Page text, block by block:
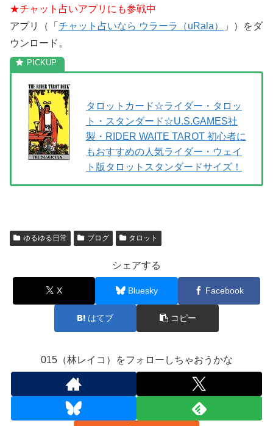
★チャット占いアプリにも参戦中
アプリ（「 チャット占いなら ウラーラ（uRala）
」）をダ
ウンロード。
タロットカード☆ライダー・タロッ
ト・スタンダード☆U.S.GAMES社
製・RIDER WAITE TAROT 初心者に
もおすすめの人気ライダー・ウェイ
ト版タロットスタンダードサイズ！
ゆるゆる日常 ブログ タロット
シェアする
X Bluesky Facebook
はてブ コピー
015（林レイコ）をフォローしちゃおうかな